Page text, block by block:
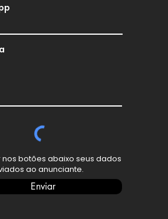
nos botões abaixo seus dados
ao anunciante.
Enviar